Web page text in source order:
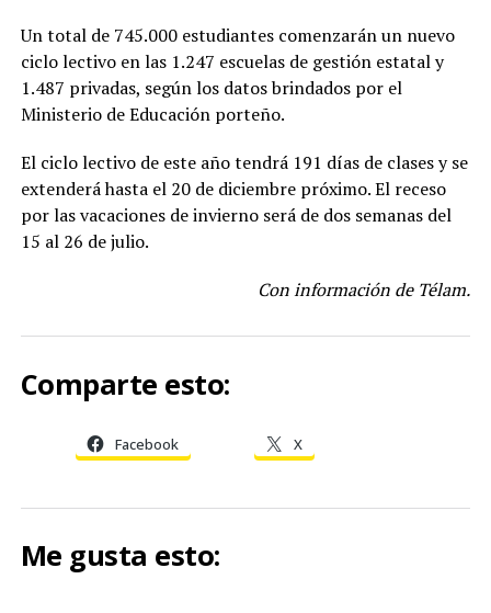
Un total de 745.000 estudiantes comenzarán un nuevo
ciclo lectivo en las 1.247 escuelas de gestión estatal y
1.487 privadas, según los datos brindados por el
Ministerio de Educación porteño.
El ciclo lectivo de este año tendrá 191 días de clases y se
extenderá hasta el 20 de diciembre próximo. El receso
por las vacaciones de invierno será de dos semanas del
15 al 26 de julio.
Con información de Télam.
Comparte esto:
Facebook X
Me gusta esto: